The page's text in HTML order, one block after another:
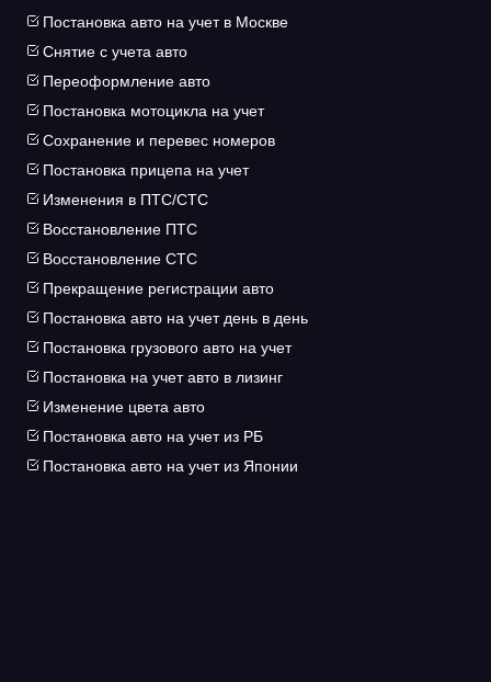
Постановка авто на учет в Москве
Снятие с учета авто
Переоформление авто
Постановка мотоцикла на учет
Сохранение и перевес номеров
Постановка прицепа на учет
Изменения в ПТС/СТС
Восстановление ПТС
Восстановление СТС
Прекращение регистрации авто
Постановка авто на учет день в день
Постановка грузового авто на учет
Постановка на учет авто в лизинг
Изменение цвета авто
Постановка авто на учет из РБ
Постановка авто на учет из Японии